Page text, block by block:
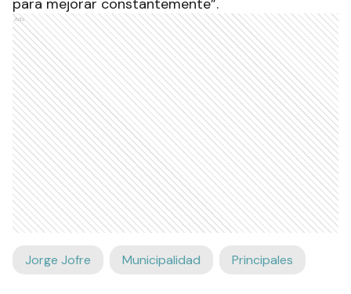
Ads
Jorge Jofre Municipalidad Principales